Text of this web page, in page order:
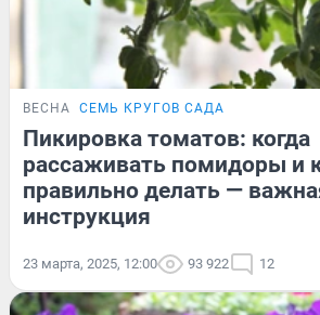
ВЕСНА СЕМЬ КРУГОВ САДА
Пикировка томатов: когда
рассаживать помидоры и
правильно делать —
инструкция
23 марта, 2025, 12:00 93 922 12